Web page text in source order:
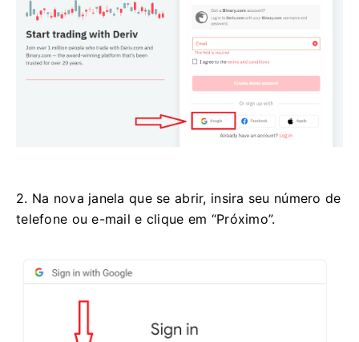
2. Na nova janela que se abrir, insira seu número de
telefone ou e-mail e clique em “Próximo”.